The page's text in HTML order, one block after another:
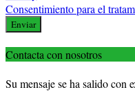
Consentimiento para el
Enviar
Contacta con nosotros
Su mensaje se ha salido con